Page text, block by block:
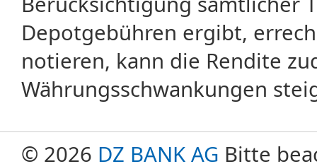
Depotgebühren ergibt,
notieren, kann die Rendite
Währungsschwankungen
© 2026 DZ BANK AG Bitte